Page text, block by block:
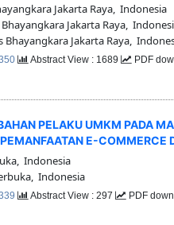
Jakarta Raya, Indonesia
Jakarta Raya,
Bhayangkara Jakarta Raya,
Abstract View : 1689 PDF
PELAKU UMKM PADA
E-COMMERCE
Indonesia
Indonesia
Abstract View : 297 PDF